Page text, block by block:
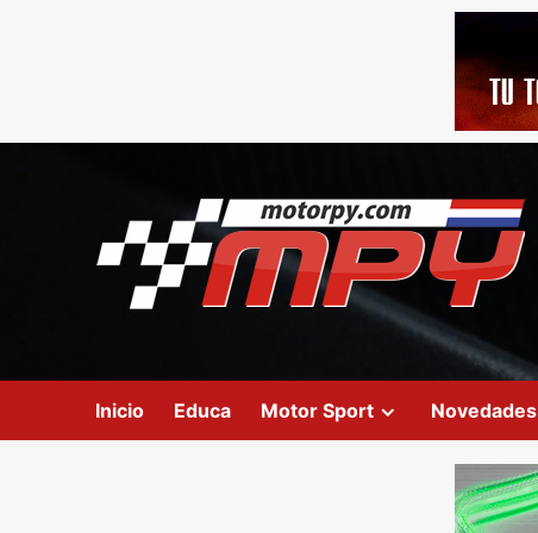
Inicio Educa Motor Sport Novedades